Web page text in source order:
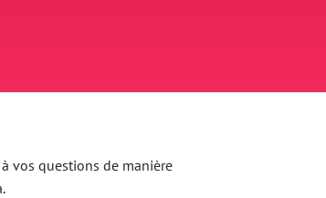
vos questions de manière